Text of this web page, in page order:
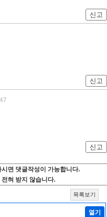
신고
신고
신고
시면 댓글작성이 가능합니다.
혀 받지 않습니다.
목록보기
열기